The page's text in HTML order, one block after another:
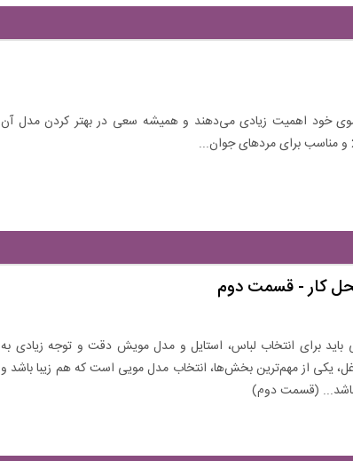
خود اهمیت زیادی می‌دهند و همیشه سعی در بهتر کردن مدل آن
کار - قسمت دوم
برای انتخاب لباس، استایل و مدل مویش دقت و توجه زیادی به
یکی از مهم‌ترین بخش‌ها، انتخاب مدل مویی است که هم زیبا باشد و
(قسمت دوم)